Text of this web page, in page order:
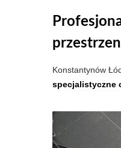
Konstantynów
specjalistyczne